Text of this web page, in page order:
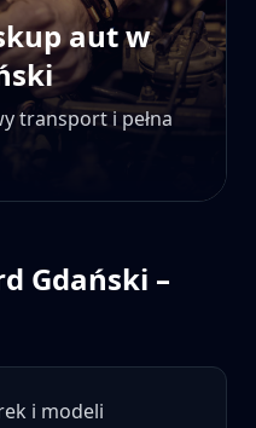
aut w
transport i pełna
Gdański –
i modeli